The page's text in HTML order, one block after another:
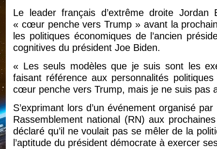
Le leader français d’extrême droite
« cœur penche vers Trump » avant la
les politiques économiques de l’ancien
cognitives du président Joe Biden.
« Les seuls modèles que je suis sont les
faisant référence aux personnalités
cœur penche vers Trump, mais je ne suis pas
S’exprimant lors d’un événement organisé
Rassemblement national (RN) aux
déclaré qu’il ne voulait pas se mêler de la
l’aptitude du président démocrate à exercer